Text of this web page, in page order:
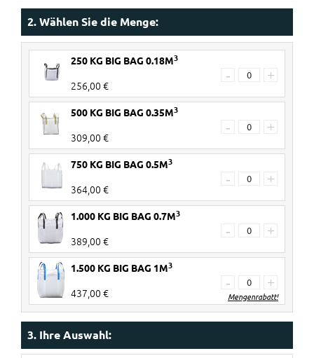
2. Wählen Sie die Menge:
250 KG BIG BAG 0.18M3
256,00 €
- +
500 KG BIG BAG 0.35M3
309,00 €
- +
750 KG BIG BAG 0.5M3
364,00 €
- +
1.000 KG BIG BAG 0.7M3
389,00 €
- +
1.500 KG BIG BAG 1M3
437,00 €
- +
Mengenrabatt!
2 Stück
3-4 Stück
€ 40 Rabatt pro Big Bag
3. Ihre Auswahl: